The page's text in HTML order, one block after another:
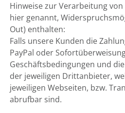
Hinweise zur Verarbeitung
hier genannt,
Out) enthalten:
Falls unsere Kunden die
PayPal oder
Geschäftsbedingungen und
der jeweiligen Drittanbieter,
jeweiligen Webseiten, bzw.
abrufbar sind.